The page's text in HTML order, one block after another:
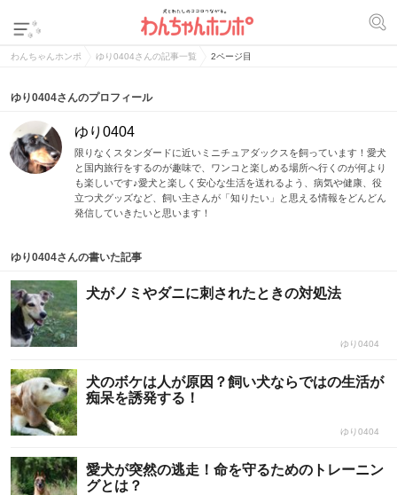
わんちゃんホンポ ゆり0404さんの記事一覧 2ページ目
ゆり0404さんのプロフィール
ゆり0404
限りなくスタンダードに近いミニチュアダックスを飼っています！愛犬
と国内旅行をするのが趣味で、ワンコと楽しめる場所へ行くのが何より
も楽しいです♪愛犬と楽しく安心な生活を送れるよう、病気や健康、役
立つ犬グッズなど、飼い主さんが「知りたい」と思える情報をどんどん
発信していきたいと思います！
ゆり0404さんの書いた記事
犬がノミやダニに刺されたときの対処法
ゆり0404
犬のボケは人が原因？飼い犬ならではの生活が
痴呆を誘発する！
ゆり0404
愛犬が突然の逃走！命を守るためのトレーニン
グとは？